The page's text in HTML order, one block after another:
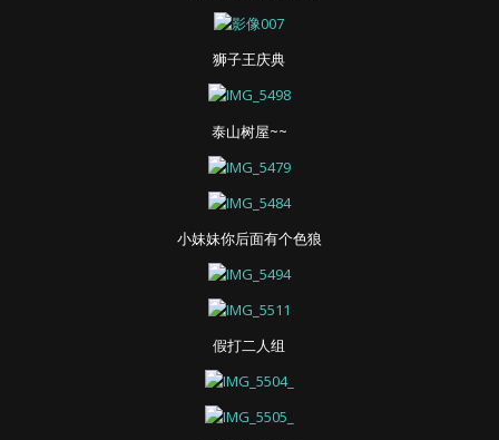
狮子王庆典
泰山树屋~~
小妹妹你后面有个色狼
假打二人组